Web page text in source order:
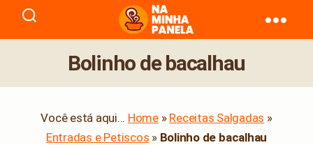
naminhapanela.com
Bolinho de bacalhau
Você está aqui... Home » Receitas Salgadas »
Entradas e Petiscos » Bolinho de bacalhau